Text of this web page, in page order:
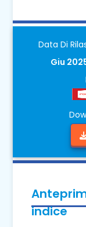
Data Di
Giu
indice